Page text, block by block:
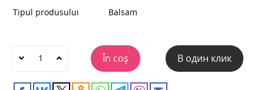
Tipul produsului
Balsam
În coș В один клик